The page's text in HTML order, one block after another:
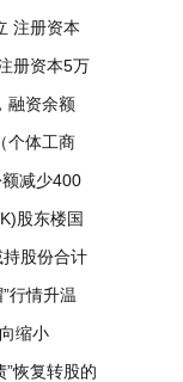
注册资本
册资本5万
融资余额
个体工商
减少400
赛力斯
股东楼国
万元
股份合计
行情升温
缩小
”恢复转股的